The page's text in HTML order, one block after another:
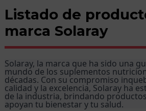
Listado de
marca Solaray
Solaray, la marca que ha sido una
mundo de los suplementos
décadas. Con su compromiso
calidad y la excelencia, Solaray ha
de la industria, brindando
apoyan tu bienestar y tu salud.